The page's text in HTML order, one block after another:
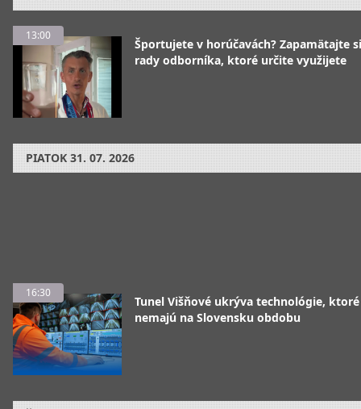
13:00
Športujete v horúčavách? Zapamätajte
rady odborníka, ktoré určite využijete
PIATOK 31. 07. 2026
16:30
Tunel Višňové ukrýva technológie, ktoré
nemajú na Slovensku obdobu